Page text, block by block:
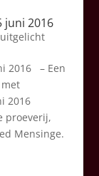
juni 2016
2016 – Een
2016
proeverij,
Mensinge.